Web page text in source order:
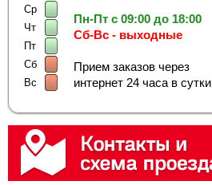
Ср
Чт
Пт
Сб
Вс
Пн-Пт с 09:00 до 18:00
Сб-Вс - выходные
Прием заказов через
интернет 24 часа в сутки